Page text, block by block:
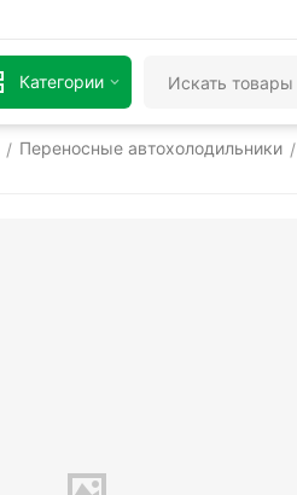
Категории
/ Переносные автохолодильники /